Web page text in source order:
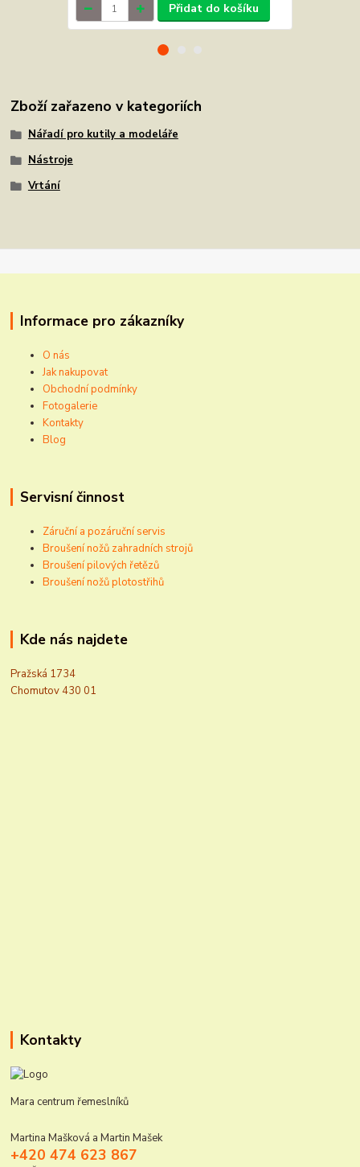
Přidat do košíku
Zboží zařazeno v kategoriích
Nářadí pro kutily a modeláře
Nástroje
Vrtání
Informace pro zákazníky
O nás
Jak nakupovat
Obchodní podmínky
Fotogalerie
Kontakty
Blog
Servisní činnost
Záruční a pozáruční servis
Broušení nožů zahradních strojů
Broušení pilových řetězů
Broušení nožů plotostřihů
Kde nás najdete
Pražská 1734
Chomutov 430 01
Kontakty
Mara centrum řemeslníků
Martina Mašková a Martin Mašek
+420 474 623 867